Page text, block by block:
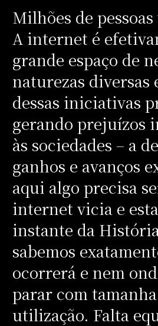
Milhões de
A internet é
grande espaço de
naturezas diversas
dessas iniciativas
gerando prejuízos
às sociedades – a
ganhos e avanços
aqui algo precisa
internet vicia e
instante da
sabemos
ocorrerá e nem
parar com
utilização. Falta